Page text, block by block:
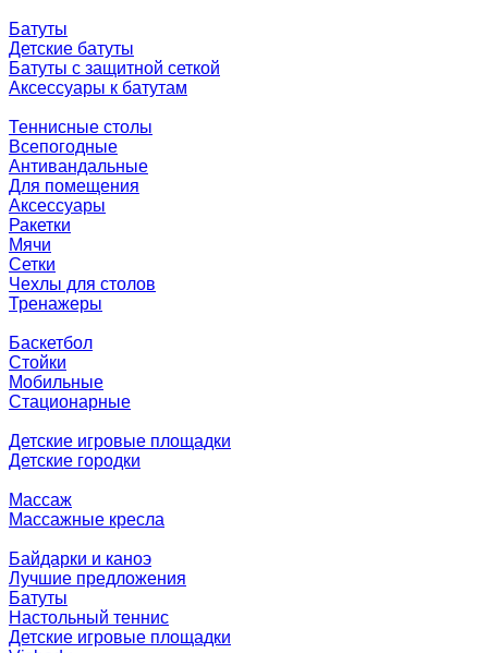
Батуты
Детские батуты
Батуты с защитной сеткой
Аксессуары к батутам
Теннисные столы
Всепогодные
Антивандальные
Для помещения
Аксессуары
Ракетки
Мячи
Сетки
Чехлы для столов
Тренажеры
Баскетбол
Стойки
Мобильные
Стационарные
Детские игровые площадки
Детские городки
Массаж
Массажные кресла
Байдарки и каноэ
Лучшие предложения
Батуты
Настольный теннис
Детские игровые площадки